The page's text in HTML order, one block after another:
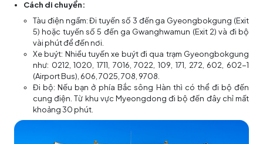
Cách di chuyển:
Tàu điện ngầm: Đi tuyến số 3 đến ga Gyeongbokgung (Exit
5) hoặc tuyến số 5 đến ga Gwanghwamun (Exit 2) và đi bộ
vài phút để đến nơi.
Xe buýt: Nhiều tuyến xe buýt đi qua trạm Gyeongbokgung
như: 0212, 1020, 1711, 7016, 7022, 109, 171, 272, 602, 602-1
(Airport Bus), 606, 7025, 708, 9708.
Đi bộ: Nếu bạn ở phía Bắc sông Hàn thì có thể đi bộ đến
cung điện. Từ khu vực Myeongdong đi bộ đến đây chỉ mất
khoảng 30 phút.